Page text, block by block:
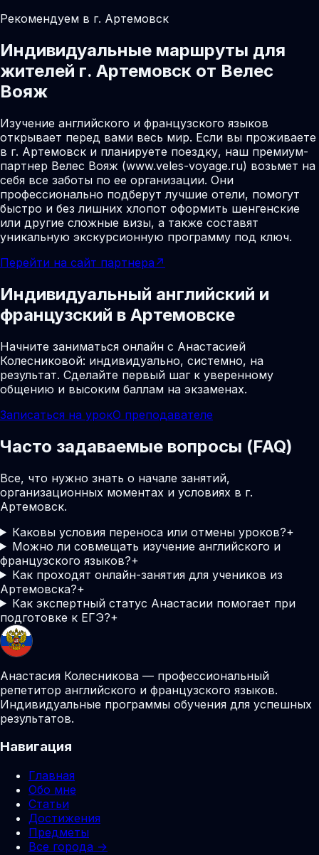
Рекомендуем в г. Артемовск
Индивидуальные маршруты для
жителей г. Артемовск от Велес
Вояж
Изучение английского и французского языков
открывает перед вами весь мир. Если вы проживаете
в г. Артемовск и планируете поездку, наш премиум-
партнер Велес Вояж (www.veles-voyage.ru) возьмет на
себя все заботы по ее организации. Они
профессионально подберут лучшие отели, помогут
быстро и без лишних хлопот оформить шенгенские
или другие сложные визы, а также составят
уникальную экскурсионную программу под ключ.
Перейти на сайт партнера ↗
Индивидуальный английский и
французский в Артемовске
Начните заниматься онлайн с Анастасией
Колесниковой: индивидуально, системно, на
результат. Сделайте первый шаг к уверенному
общению и высоким баллам на экзаменах.
Записаться на урокО преподавателе
Часто задаваемые вопросы (FAQ)
Все, что нужно знать о начале занятий,
организационных моментах и условиях в г.
Артемовск.
Каковы условия переноса или отмены уроков?+
Можно ли совмещать изучение английского и
французского языков?+
Как проходят онлайн-занятия для учеников из
Артемовска?+
Как экспертный статус Анастасии помогает при
подготовке к ЕГЭ?+
Анастасия Колесникова — профессиональный
репетитор английского и французского языков.
Индивидуальные программы обучения для успешных
результатов.
Навигация
Главная
Обо мне
Статьи
Достижения
Предметы
Все города →